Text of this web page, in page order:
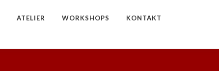
ATELIER WORKSHOPS KONTAKT